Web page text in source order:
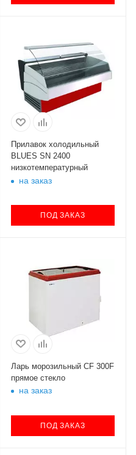
Прилавок холодильный
BLUES SN 2400
низкотемпературный
на заказ
ПОД ЗАКАЗ
Ларь морозильный CF 300F
прямое стекло
на заказ
ПОД ЗАКАЗ